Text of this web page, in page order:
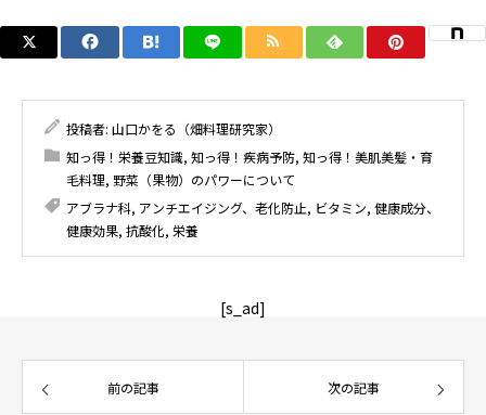
投稿者: 山口かをる（畑料理研究家）
知っ得！栄養豆知識, 知っ得！疾病予防, 知っ得！美肌美髪・育
毛料理, 野菜（果物）のパワーについて
アブラナ科, アンチエイジング、老化防止, ビタミン, 健康成分、
健康効果, 抗酸化, 栄養
[s_ad]
前の記事 次の記事